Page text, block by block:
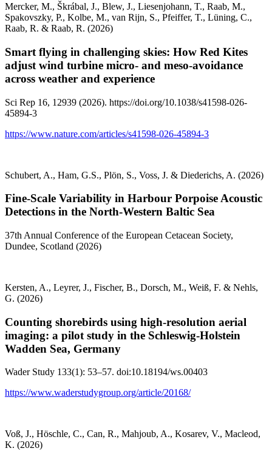
Mercker, M., Škrábal, J., Blew, J., Liesenjohann, T., Raab, M.,
Spakovszky, P., Kolbe, M., van Rijn, S., Pfeiffer, T., Lüning, C.,
Raab, R. & Raab, R. (2026)
Smart flying in challenging skies: How Red Kites
adjust wind turbine micro- and meso-avoidance
across weather and experience
Sci Rep 16, 12939 (2026). https://doi.org/10.1038/s41598-026-
45894-3
https://www.nature.com/articles/s41598-026-45894-3
Schubert, A., Ham, G.S., Plön, S., Voss, J. & Diederichs, A. (2026)
Fine-Scale Variability in Harbour Porpoise Acoustic
Detections in the North-Western Baltic Sea
37th Annual Conference of the European Cetacean Society,
Dundee, Scotland (2026)
Kersten, A., Leyrer, J., Fischer, B., Dorsch, M., Weiß, F. & Nehls,
G. (2026)
Counting shorebirds using high-resolution aerial
imaging: a pilot study in the Schleswig-Holstein
Wadden Sea, Germany
Wader Study 133(1): 53–57. doi:10.18194/ws.00403
https://www.waderstudygroup.org/article/20168/
Voß, J., Höschle, C., Can, R., Mahjoub, A., Kosarev, V., Macleod,
K. (2026)